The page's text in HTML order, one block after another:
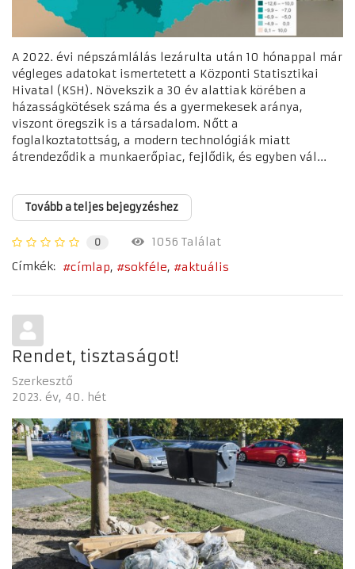
A 2022. évi népszámlálás lezárulta után 10 hónappal már
végleges adatokat ismertetett a Központi Statisztikai
Hivatal (KSH). Növekszik a 30 év alattiak körében a
házasságkötések száma és a gyermekesek aránya,
viszont öregszik is a társadalom. Nőtt a
foglalkoztatottság, a modern technológiák miatt
átrendeződik a munkaerőpiac, fejlődik, és egyben vál...
Tovább a teljes bejegyzéshez
0
1056 Találat
Címkék:
címlap sokféle aktuális
Rendet, tisztaságot!
Szerkesztő
2023. év 40. hét